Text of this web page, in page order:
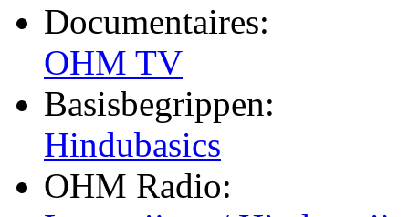
Documentaires:
OHM TV
Basisbegrippen:
Hindubasics
OHM Radio: